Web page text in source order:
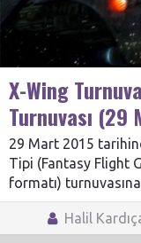
X-Wing
Turnuvası (29
29 Mart 2015
Tipi (Fantasy Flight
formatı)
Halil